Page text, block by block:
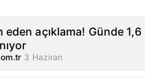
eden açıklama! Günde
3 Haziran